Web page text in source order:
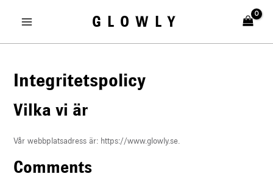
GLOWLY
Integritetspolicy
Vilka vi är
Vår webbplatsadress är: https://www.glowly.se.
Comments